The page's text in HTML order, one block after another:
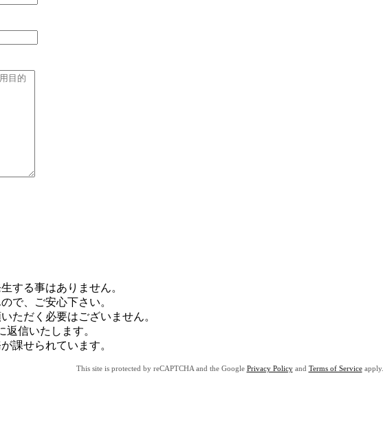
する事はありません。
で、ご安心下さい。
ただく必要はございません。
返信いたします。
課せられています。
This site is protected by reCAPTCHA and the Google Privacy Policyand Terms of Serviceapply.